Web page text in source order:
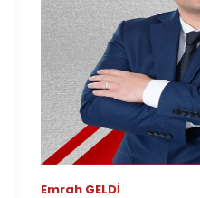
Emrah GELDİ